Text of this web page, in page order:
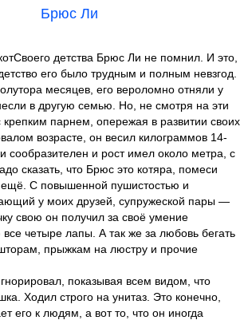
Брюс Ли
Своего детства Брюс Ли не помнил. И это,
его было трудным и полным невзгод.
месяцев, его вероломно отняли у
в другую семью. Но, не смотря на эти
парнем, опережая в развитии своих
возрасте, он весил килограммов 14-
сообразителен и рост имел около метра, с
сказать, что Брюс это котяра, помеси
ещё. С повышенной пушистостью и
у моих друзей, супружеской пары —
свою он получил за своё умение
все четыре лапы. А так же за любовь бегать
прыжкам на люстру и прочие
показывая всем видом, что
Ходил строго на унитаз. Это конечно,
его к людям, а вот то, что он иногда